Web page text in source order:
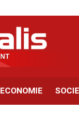
ECONOMIE